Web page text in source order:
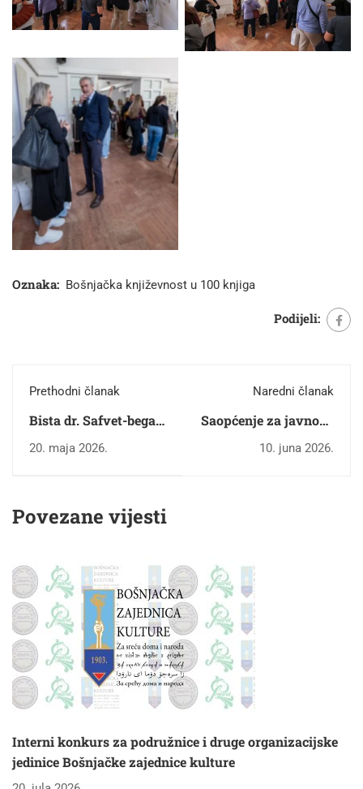
Oznaka: Bošnjačka književnost u 100 knjiga
Podijeli:
Prethodni članak
Bista dr. Safvet-bega
Bašagića: Svečana
ceremonija u
20. maja 2026.
Naredni članak
Saopćenje za javnost:
Rezultati 24.
konkursa Bošnjačke
ustanova i učenika
osnovnih škola u
10. juna 2026.
Povezane vijesti
Interni konkurs za podružnice i druge organizacijske
jedinice Bošnjačke zajednice kulture